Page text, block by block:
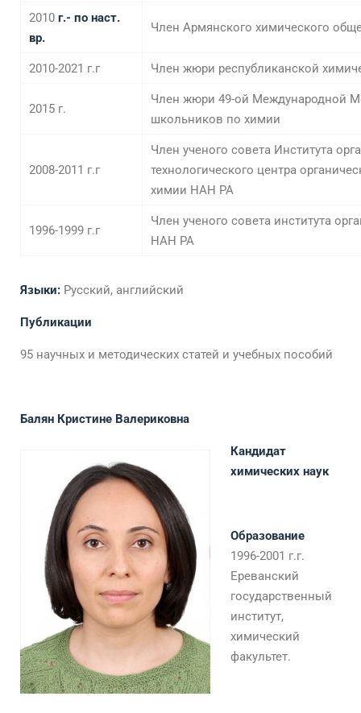
2010 г.- по наст.
вр.
Член Армянского химического
2010-2021 г.г Член жюри республиканской
2015 г.
Член жюри 49-ой Международной
школьников по химии
2008-2011 г.г
Член ученого совета Института
технологического центра
химии НАН РА
1996-1999 г.г
Член ученого совета института
НАН РА
Языки: Русский, английский
Публикации
95 научных и методических статей и учебных пособий
Балян Кристине Валериковна
Кандидат
химических наук
Образование
1996-2001 г.г.
Ереванский
государственный
институт,
химический
факультет.